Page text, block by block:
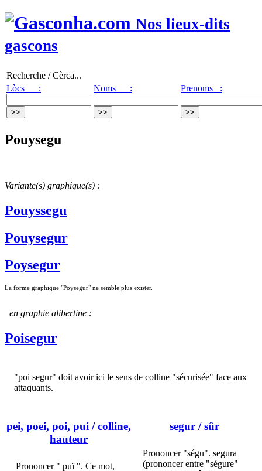
Nos lieux-dits
gascons
Recherche / Cèrca...
Lòcs :
Noms : Prenoms :
Pouysegu
Variante(s) graphique(s) :
Pouyssegu
Pouysegur
Poysegur
La forme graphique "Poysegur" ne semble plus exister.
en graphie alibertine :
Poisegur
"poi segur" doit avoir ici le sens de colline "sécurisée" face aux
attaquants.
pei, poei, poi, pui / colline,
hauteur
Prononcer " puï ". Ce mot,
segur / sûr
Prononcer "ségu". segura
(prononcer entre "ségure"